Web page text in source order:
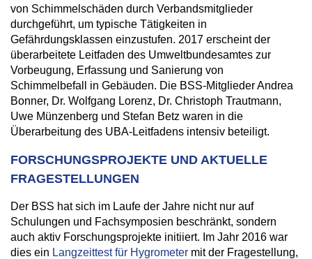
von Schimmelschäden durch Verbandsmitglieder
durchgeführt, um typische Tätigkeiten in
Gefährdungsklassen einzustufen. 2017 erscheint der
überarbeitete Leitfaden des Umweltbundesamtes zur
Vorbeugung, Erfassung und Sanierung von
Schimmelbefall in Gebäuden. Die BSS-Mitglieder Andrea
Bonner, Dr. Wolfgang Lorenz, Dr. Christoph Trautmann,
Uwe Münzenberg und Stefan Betz waren in die
Überarbeitung des UBA-Leitfadens intensiv beteiligt.
FORSCHUNGSPROJEKTE UND AKTUELLE
FRAGESTELLUNGEN
Der BSS hat sich im Laufe der Jahre nicht nur auf
Schulungen und Fachsymposien beschränkt, sondern
auch aktiv Forschungsprojekte initiiert. Im Jahr 2016 war
dies ein Langzeittest für Hygrometer mit der Fragestellung,